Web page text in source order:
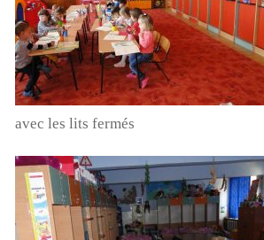
avec les lits fermés